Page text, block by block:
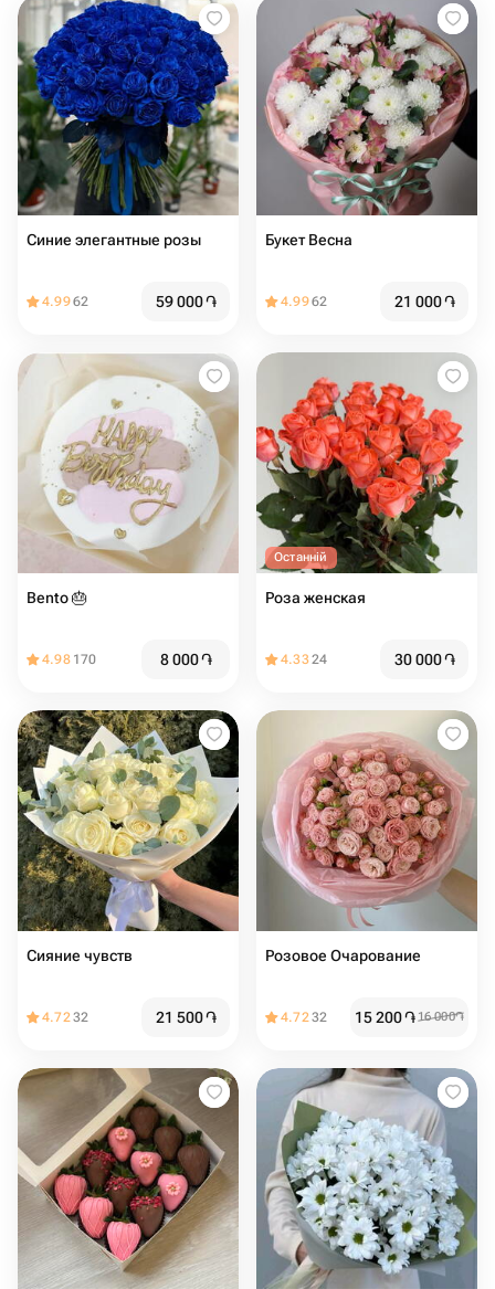
Синие элегантные розы
4.9962 59 000֏
Букет Весна
4.9962 21 000֏
Bento 🎂
4.98 170 8 000֏
Останній
Роза женская
4.3324 30 000֏
Сияние чувств
4.7232 21 500֏
Розовое Очарование
4.7232 15 200֏16 000֏